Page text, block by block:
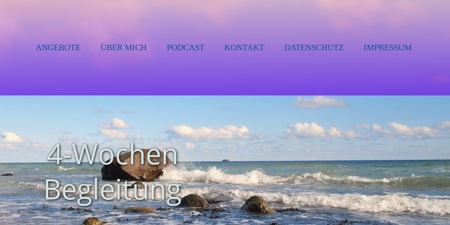
ANGEBOTE ÜBER MICH PODCAST KONTAKT DATENSCHUTZ IMPRESSUM
4-Wochen
Begleitung